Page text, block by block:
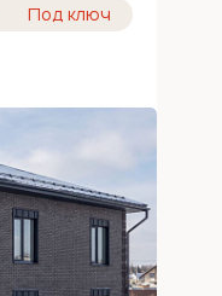
Под ключ